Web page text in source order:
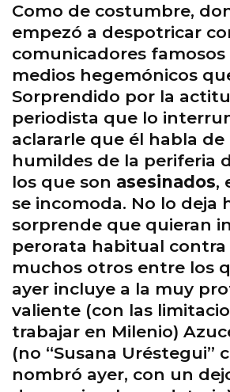
Como de costumbre,
empezó a despotricar
comunicadores famosos
medios hegemónicos
Sorprendido por la
periodista que lo
aclararle que él habla de
humildes de la periferia
los que son asesinados,
se incomoda. No lo deja
sorprende que quieran
perorata habitual contra
muchos otros entre los
ayer incluye a la muy
valiente (con las
trabajar en Milenio)
(no “Susana Uréstegui”
nombró ayer, con un